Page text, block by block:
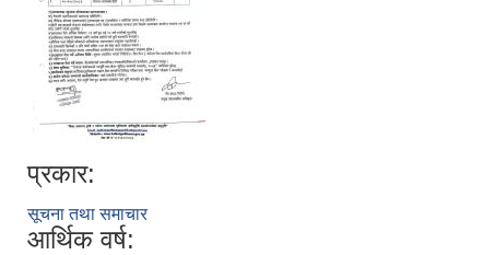
प्रकार:
सूचना तथा समाचार
आर्थिक वर्ष: